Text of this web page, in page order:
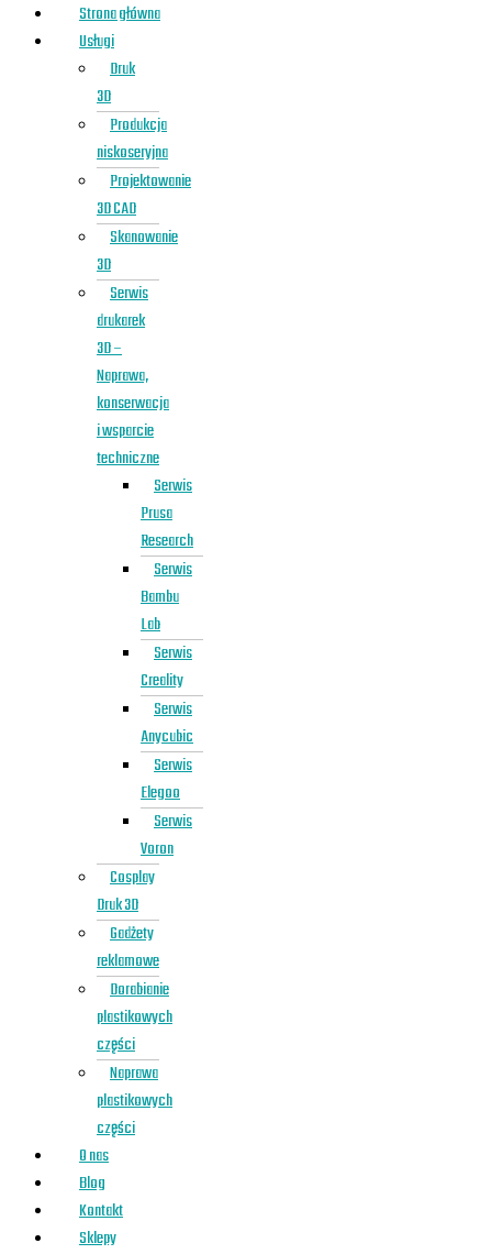
Strona główna
Usługi
Druk
3D
Produkcja
niskoseryjna
Projektowanie
3D CAD
Skanowanie
3D
Serwis
drukarek
3D –
Naprawa,
konserwacja
i wsparcie
techniczne
Serwis
Prusa
Research
Serwis
Bambu
Lab
Serwis
Creality
Serwis
Anycubic
Serwis
Elegoo
Serwis
Voron
Cosplay
Druk 3D
Gadżety
reklamowe
Dorabianie
plastikowych
części
Naprawa
plastikowych
części
O nas
Blog
Kontakt
Sklepy